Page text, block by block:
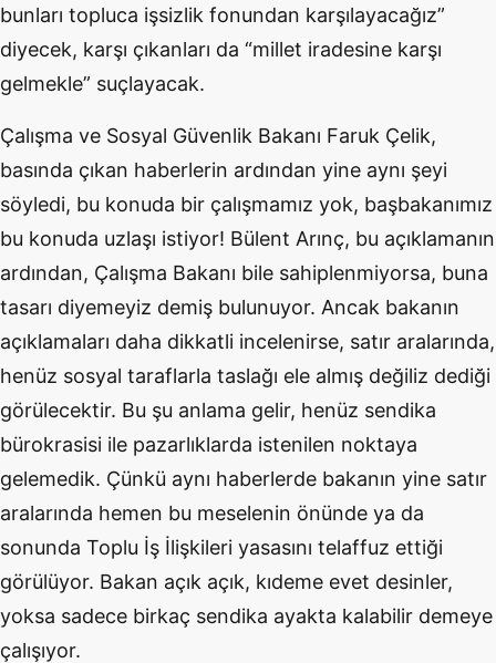
bunları topluca işsizlik fonundan karşılayacağız”
diyecek, karşı çıkanları da “millet iradesine karşı
gelmekle” suçlayacak.
Çalışma ve Sosyal Güvenlik Bakanı Faruk Çelik,
basında çıkan haberlerin ardından yine aynı şeyi
söyledi, bu konuda bir çalışmamız yok, başbakanımız
bu konuda uzlaşı istiyor! Bülent Arınç, bu açıklamanın
ardından, Çalışma Bakanı bile sahiplenmiyorsa, buna
tasarı diyemeyiz demiş bulunuyor. Ancak bakanın
açıklamaları daha dikkatli incelenirse, satır aralarında,
henüz sosyal taraflarla taslağı ele almış değiliz dediği
görülecektir. Bu şu anlama gelir, henüz sendika
bürokrasisi ile pazarlıklarda istenilen noktaya
gelemedik. Çünkü aynı haberlerde bakanın yine satır
aralarında hemen bu meselenin önünde ya da
sonunda Toplu İş İlişkileri yasasını telaffuz ettiği
görülüyor. Bakan açık açık, kıdeme evet desinler,
yoksa sadece birkaç sendika ayakta kalabilir demeye
çalışıyor.